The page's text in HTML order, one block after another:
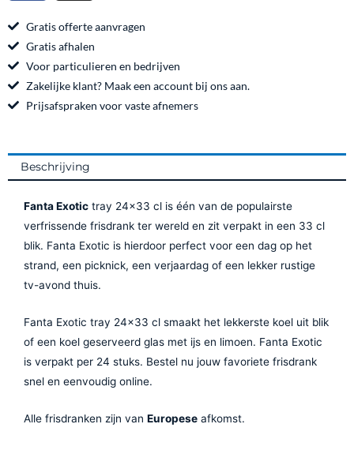
e
b
o
o
k
t
a
g
r
a
Gratis offerte aanvragen
Gratis afhalen
Voor particulieren en bedrijven
Zakelijke klant? Maak een account bij ons aan.
Prijsafspraken voor vaste afnemers
Beschrijving
Fanta Exotic tray 24×33 cl is één van de populairste
verfrissende frisdrank ter wereld en zit verpakt in een 33 cl
blik. Fanta Exotic is hierdoor perfect voor een dag op het
strand, een picknick, een verjaardag of een lekker rustige
tv-avond thuis.
Fanta Exotic tray 24×33 cl smaakt het lekkerste koel uit blik
of een koel geserveerd glas met ijs en limoen. Fanta Exotic
is verpakt per 24 stuks. Bestel nu jouw favoriete frisdrank
snel en eenvoudig online.
Alle frisdranken zijn van Europese afkomst.